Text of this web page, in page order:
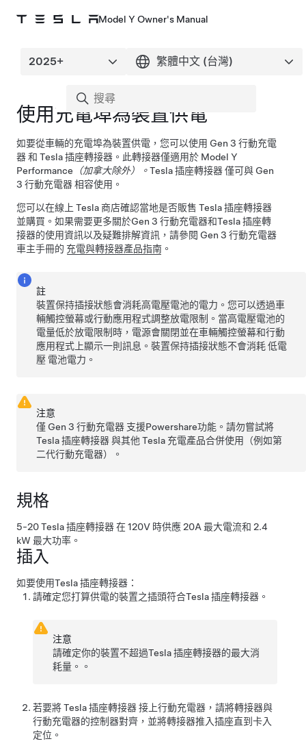
Model Y Owner's Manual
使用充電埠為裝置供電
如要從車輛的充電埠為裝置供電，您可以使用 Gen 3 行動充電
器和 Tesla 插座轉接器 。 此轉接器僅適用於 Model Y
Performance （加拿大除外）。Tesla 插座轉接器僅可與 Gen
3 行動充電器相容使用。
您可以在線上 Tesla 商店確認當地是否販售 Tesla 插座轉接器
並購買。如果需要更多關於Gen 3 行動充電器和Tesla 插座轉
接器的使用資訊以及疑難排解資訊，請參閱 Gen 3 行動充電器
車主手冊的 充電與轉接器產品指南 。
註
裝置保持插接狀態會消耗高電壓電池的電力。您可以透過車
輛觸控螢幕或行動應用程式調整放電限制。當高電壓電池的
電量低於放電限制時，電源會關閉並在車輛觸控螢幕和行動
應用程式上顯示一則訊息。裝置保持插接狀態不會消耗低電
壓 電池電力。
注意
僅 Gen 3 行動充電器 支援Powershare功能。請勿嘗試將
Tesla 插座轉接器與其他 Tesla 充電產品合併使用（例如第
二代行動充電器）。
規格
5-20Tesla 插座轉接器在 120V 時供應 20A 最大電流和 2.4
kW 最大功率。
插入
如要使用Tesla 插座轉接器 ：
請確定您打算供電的裝置之插頭符合Tesla 插座轉接器 。
注意
請確定你的裝置不超過Tesla 插座轉接器的最大消
耗量。。
若要將Tesla 插座轉接器接上行動充電器， 請將轉接器與
行動充電器的控制器對齊，並將轉接器推入插座直到卡入
定位 。